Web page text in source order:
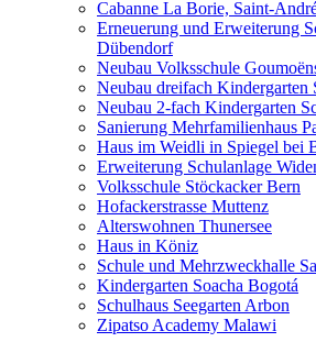
Cabanne La Borie, Saint-
Erneuerung und Erweiterung
Dübendorf
Neubau Volksschule
Neubau dreifach Kindergarten
Neubau 2-fach Kindergarten
Sanierung Mehrfamilienhaus
Haus im Weidli in Spiegel bei
Erweiterung Schulanlage
Volksschule Stöckacker Bern
Hofackerstrasse Muttenz
Alterswohnen Thunersee
Haus in Köniz
Schule und Mehrzweckhalle
Kindergarten Soacha Bogotá
Schulhaus Seegarten Arbon
Zipatso Academy Malawi